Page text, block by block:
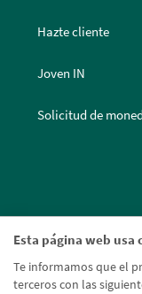
Esta página web usa
Te informamos que el
terceros con las
Hazte cliente
Joven IN
Solicitud de